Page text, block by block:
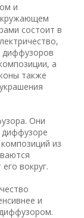
и
состоит в
диффузоров
а
также
Они
диффузоре
из
вокруг.
и